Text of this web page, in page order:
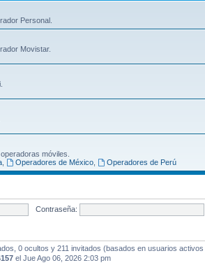
Personal.
Movistar.
móviles.
, Operadores de México, Operadores de Perú
Contraseña:
0 ocultos y 211 invitados (basados en usuarios
el Jue Ago 06, 2026 2:03 pm